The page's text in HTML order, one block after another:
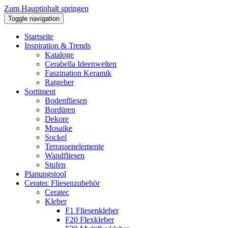
Zum Hauptinhalt springen
Toggle navigation
Startseite
Inspiration & Trends
Kataloge
Cerabella Ideenwelten
Faszination Keramik
Ratgeber
Sortiment
Bodenfliesen
Bordüren
Dekore
Mosaike
Sockel
Terrassenelemente
Wandfliesen
Stufen
Planungstool
Ceratec Fliesenzubehör
Ceratec
Kleber
F1 Fliesenkleber
F20 Flexkleber